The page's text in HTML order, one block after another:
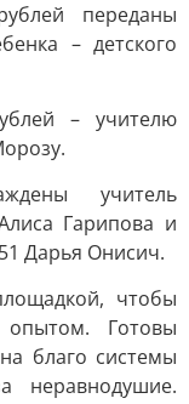
переданы
– детского
– учителю
учитель
Гарипова и
Дарья Онисич.
чтобы
Готовы
благо системы
неравнодушие.